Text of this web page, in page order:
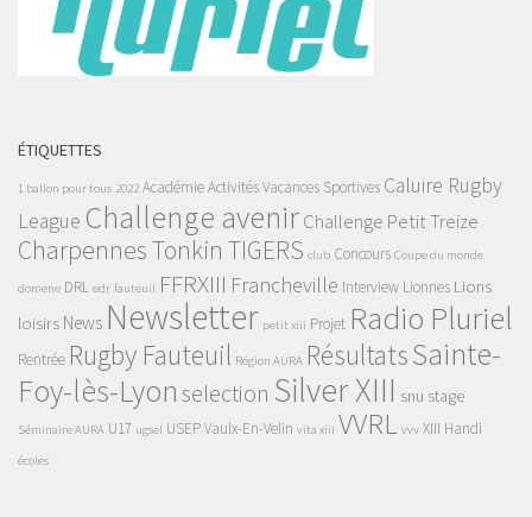
ÉTIQUETTES
1 ballon pour tous 2022 AcadémieActivités Vacances Sportives Caluire Rugby
League Challenge avenirChallenge Petit Treize
Charpennes Tonkin TIGERS club Concours Coupe du monde
domene DRL edr fauteuil FFRXIII Francheville Interview Lionnes Lions
loisirs News Newsletter petit xiii Projet Radio Pluriel
Rentrée Rugby Fauteuil Région AURA RésultatsSainte-
Foy-lès-Lyon selection Silver XIII snu stage
Séminaire AURA U17 ugsel USEPVaulx-En-Velin vita xiii VVRL vvv XIII Handi
écoles